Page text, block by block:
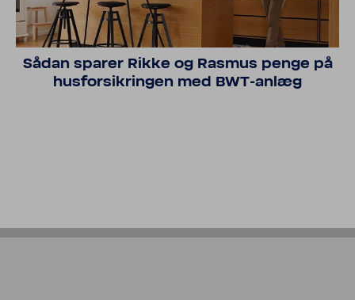
Sådan sparer Rikke og Rasmus penge på
husfor­sik­ringen med BWT-​anlæg